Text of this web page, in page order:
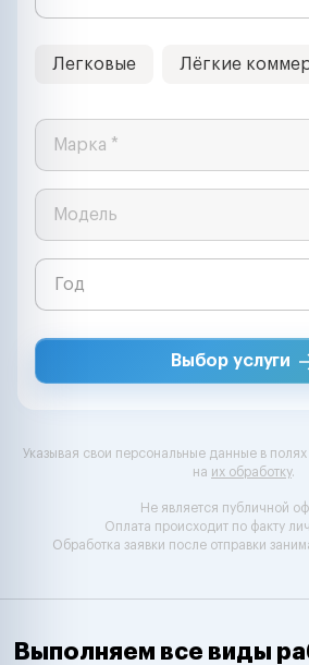
Легковые Лёгкие
Марка *
Модель
Выбор услуги
Указывая свои персональные данные в
на их обработку.
Не является публичной
Оплата происходит по факту
Обработка заявки после отправки
Выполняем все виды